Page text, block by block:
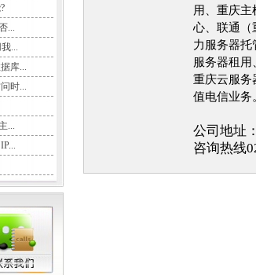
...
...
库...
时...
...
用、重庆
心、联通（
力服务器托
服务器租
重庆云服务
值电信业务
公司地址
咨询热线